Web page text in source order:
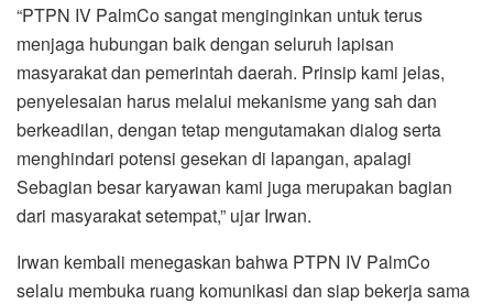
“PTPN IV PalmCo sangat menginginkan untuk terus
menjaga hubungan baik dengan seluruh lapisan
masyarakat dan pemerintah daerah. Prinsip kami jelas,
penyelesaian harus melalui mekanisme yang sah dan
berkeadilan, dengan tetap mengutamakan dialog serta
menghindari potensi gesekan di lapangan, apalagi
Sebagian besar karyawan kami juga merupakan bagian
dari masyarakat setempat,” ujar Irwan.
Irwan kembali menegaskan bahwa PTPN IV PalmCo
selalu membuka ruang komunikasi dan siap bekerja sama